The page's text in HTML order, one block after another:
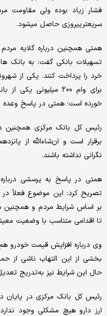
فشار زیاد بوده ولی مقاومت
سریعتر پیروزی حاصل میشود.
همتی همچنین درباره گلایه
تسهیلات بانکی گفت: به بانک
خرد را پرداخت کنند. یکی از
خورده است؛ همتی در پاسخ وعده
رئیس کل بانک مرکزی همچنین
برقرار است و ان‌شاءالله از
نگرانی نداشته باشند.
همتی در پاسخ به پرسشی
تصریح کرد: این موضوع فعلاً
بر اساس شرایط مردم و
تا اقدامی متناسب با وضعیت
وی درباره افزایش قیمت
بخشی از این التهاب ناشی از
حال این شرایط نیز به‌تدریج
رئیس کل بانک مرکزی در پایان
ارز دارو هیچ مشکلی وجود